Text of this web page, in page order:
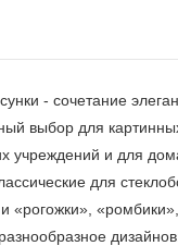
- сочетание
выбор для
учреждений и для
для
«рогожки»,